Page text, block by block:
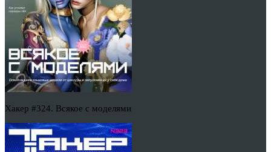
Хакер #324. Всякое с моделями